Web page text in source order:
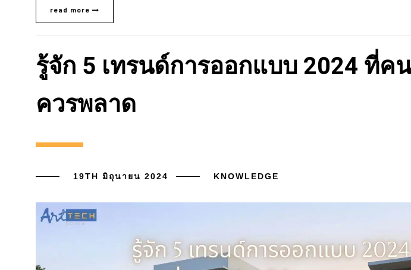
read more
รู้จัก 5 เทรนด์การออกแบบ 2024 ที่ค
ควรพลาด
19TH มิถุนายน 2024 KNOWLEDGE